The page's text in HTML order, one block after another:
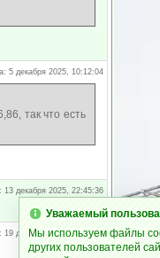
5 декабря 2025, 10:12:04
так что есть
13 декабря 2025, 22:45:36
19 декабря 2025, 23:58:04
Уважаемый
Мы используем файлы
других пользователей